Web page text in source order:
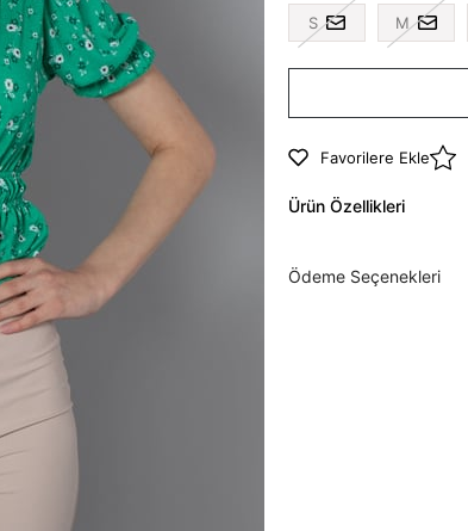
S M
Favorilere Ekle
Ürün Özellikleri
Ödeme Seçenekleri